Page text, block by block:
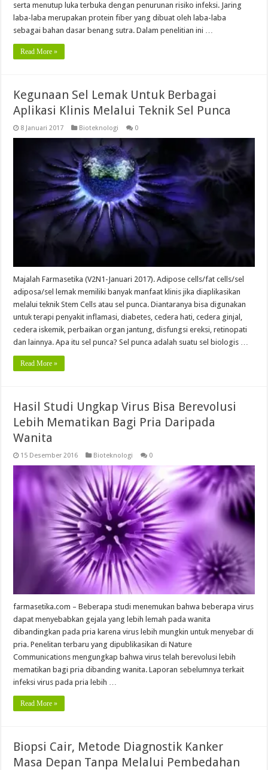
serta menutup luka terbuka dengan penurunan risiko infeksi. Jaring
laba-laba merupakan protein fiber yang dibuat oleh laba-laba
sebagai bahan dasar benang sutra. Dalam penelitian ini …
Read More »
Kegunaan Sel Lemak Untuk Berbagai
Aplikasi Klinis Melalui Teknik Sel Punca
8 Januari 2017 Bioteknologi 0
Majalah Farmasetika (V2N1-Januari 2017). Adipose cells/fat cells/sel
adiposa/sel lemak memiliki banyak manfaat klinis jika diaplikasikan
melalui teknik Stem Cells atau sel punca. Diantaranya bisa digunakan
untuk terapi penyakit inflamasi, diabetes, cedera hati, cedera ginjal,
cedera iskemik, perbaikan organ jantung, disfungsi ereksi, retinopati
dan lainnya. Apa itu sel punca? Sel punca adalah suatu sel biologis …
Read More »
Hasil Studi Ungkap Virus Bisa Berevolusi
Lebih Mematikan Bagi Pria Daripada
Wanita
15 Desember 2016 Bioteknologi 0
farmasetika.com – Beberapa studi menemukan bahwa beberapa virus
dapat menyebabkan gejala yang lebih lemah pada wanita
dibandingkan pada pria karena virus lebih mungkin untuk menyebar di
pria. Penelitan terbaru yang dipublikasikan di Nature
Communications mengungkap bahwa virus telah berevolusi lebih
mematikan bagi pria dibanding wanita. Laporan sebelumnya terkait
infeksi virus pada pria lebih …
Read More »
Biopsi Cair, Metode Diagnostik Kanker
Masa Depan Tanpa Melalui Pembedahan